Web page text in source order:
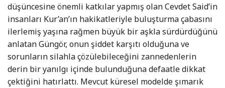
düşüncesine önemli katkılar yapmış olan Cevdet Said’in
insanları Kur’an’ın hakikatleriyle buluşturma çabasını
ilerlemiş yaşına rağmen büyük bir aşkla sürdürdüğünü
anlatan Güngör, onun şiddet karşıtı olduğuna ve
sorunların silahla çözülebileceğini zannedenlerin
derin bir yanılgı içinde bulunduğuna defaatle dikkat
çektiğini hatırlattı. Mevcut küresel modelde şımarık